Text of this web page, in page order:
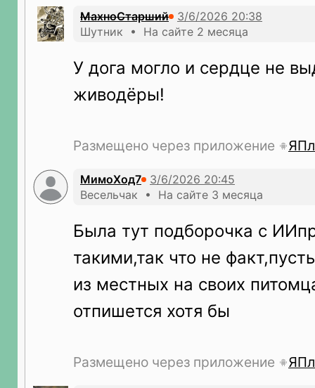
МахноСтарший
Шутник • На сайте 2 месяца
У дога могло и сердце не
живодёры!
Размещено через приложение
МимоХод7
Весельчак • На сайте 3 месяца
Была тут подборочка с
такими,так что не
из местных на своих
отпишется хотя бы
Размещено через приложение